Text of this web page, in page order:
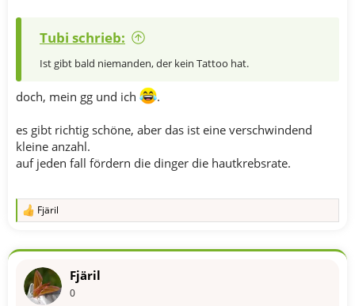
Tubi schrieb:
Ist gibt bald niemanden, der kein Tattoo hat.
doch, mein gg und ich .
es gibt richtig schöne, aber das ist eine verschwindend
kleine anzahl.
auf jeden fall fördern die dinger die hautkrebsrate.
R
k
o
Fjäril
Fjäril
0